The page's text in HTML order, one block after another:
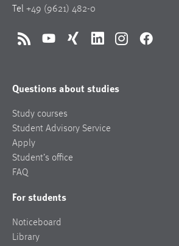
Tel +49 (9621) 482-0
RSS YouTubeXing LinkedInInstagramFacebook
Questions about studies
Study courses
Student Advisory Service
Apply
Student’s office
FAQ
For students
Noticeboard
Library